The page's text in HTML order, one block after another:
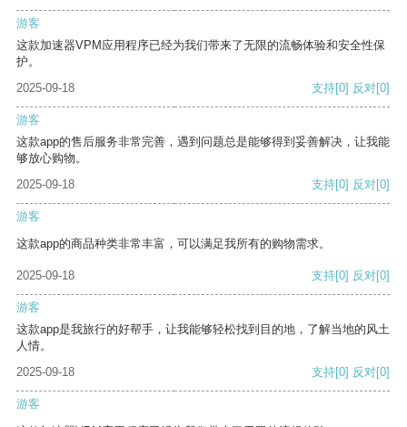
游客
这款加速器VPM应用程序已经为我们带来了无限的流畅体验和安全性保
护。
2025-09-18
支持[0] 反对[0]
游客
这款app的售后服务非常完善，遇到问题总是能够得到妥善解决，让我能
够放心购物。
2025-09-18
支持[0] 反对[0]
游客
这款app的商品种类非常丰富，可以满足我所有的购物需求。
2025-09-18 支持[0] 反对[0]
游客
这款app是我旅行的好帮手，让我能够轻松找到目的地，了解当地的风土
人情。
2025-09-18
支持[0] 反对[0]
游客